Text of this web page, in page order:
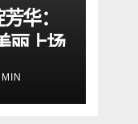
华：
丽上场
阳站